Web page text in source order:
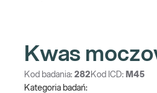
Kwas
Kod badania: 282 Kod ICD: M45
Kategoria badań: